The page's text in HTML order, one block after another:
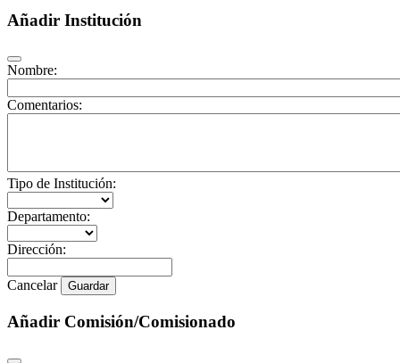
Añadir Institución
Nombre:
Comentarios:
Tipo de Institución:
Departamento:
Dirección:
Cancelar Guardar
Añadir Comisión/Comisionado